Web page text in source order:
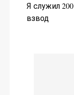
Я служил
взвод